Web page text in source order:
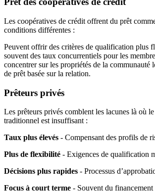
Les coopératives de crédit offrent du prêt
conditions différentes :
Peuvent offrir des critères de qualification plus
souvent des taux concurrentiels pour les
concentrer sur les propriétés de la communauté
de prêt basée sur la relation.
Prêteurs privés
Les prêteurs privés comblent les lacunes là où
traditionnel est insuffisant :
Taux plus élevés - Compensant des profils de
Plus de flexibilité - Exigences de qualification
Décisions plus rapides - Processus
Focus à court terme - Souvent du